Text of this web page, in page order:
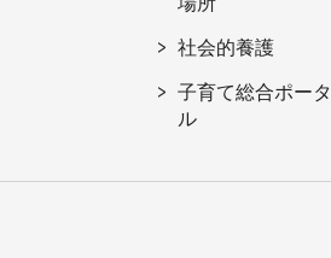
社会的養護
子育て総合ポータ
ル